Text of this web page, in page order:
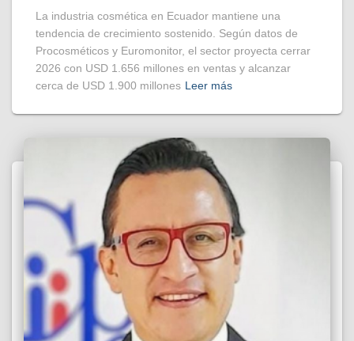
La industria cosmética en Ecuador mantiene una
tendencia de crecimiento sostenido. Según datos de
Procosméticos y Euromonitor, el sector proyecta cerrar
2026 con USD 1.656 millones en ventas y alcanzar
cerca de USD 1.900 millones Leer más